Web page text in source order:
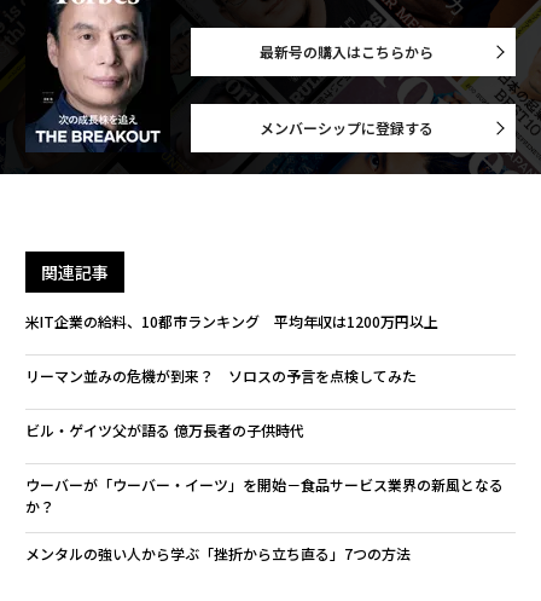
最新号の購入はこちらから
メンバーシップに登録する
関連記事
米IT企業の給料、10都市ランキング 平均年収は1200万円以上
リーマン並みの危機が到来？ ソロスの予言を点検してみた
ビル・ゲイツ父が語る 億万長者の子供時代
ウーバーが「ウーバー・イーツ」を開始－食品サービス業界の新風となる
か？
メンタルの強い人から学ぶ「挫折から立ち直る」7つの方法